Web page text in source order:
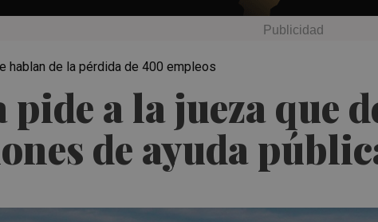
a la jueza que
de ayuda
hablan de la pérdida de 400 empleos